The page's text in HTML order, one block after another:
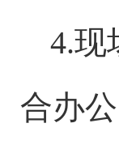
4.现
合办